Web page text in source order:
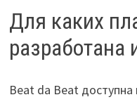
Для каких
разработана
Beat da Beat